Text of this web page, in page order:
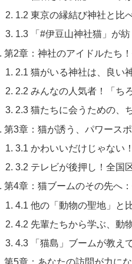
1.2 東京の縁結び神社と比
1.3 「#伊豆山神社猫」が
第2章：神社のアイドルたち
2.1 猫がいる神社は、良い
2.2 みんなの人気者！「ち
2.3 猫たちに会うための、
第3章：猫が誘う、パワース
3.1 かわいいだけじゃない
3.2 テレビが後押し！全国
第4章：猫ブームのその先へ
4.1 他の「動物の聖地」と
4.2 先輩たちから学ぶ、動
4.3 「猫島」ブームが教え
第5章：あなたの訪問が力に